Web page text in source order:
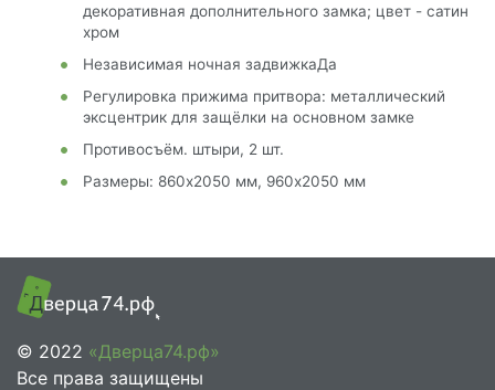
декоративная дополнительного замка; цвет - сатин
хром
Независимая ночная задвижкаДа
Регулировка прижима притвора: металлический
эксцентрик для защёлки на основном замке
Противосъём. штыри, 2 шт.
Размеры: 860х2050 мм, 960х2050 мм
© 2022 «Дверца74.рф»
Все права защищены